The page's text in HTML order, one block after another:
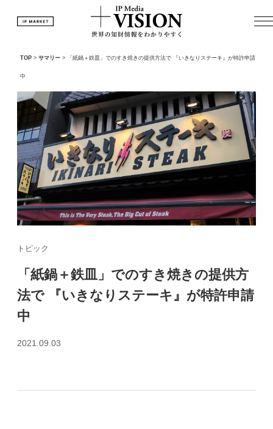
TOP > サマリー > 「紙鍋＋鉄皿」でのすき焼きの提供方法で 『いきなりステーキ』が特許申請
中
トピック
「紙鍋＋鉄皿」でのすき焼きの提供方
法で 『いきなりステーキ』が特許申請
中
2021.09.03